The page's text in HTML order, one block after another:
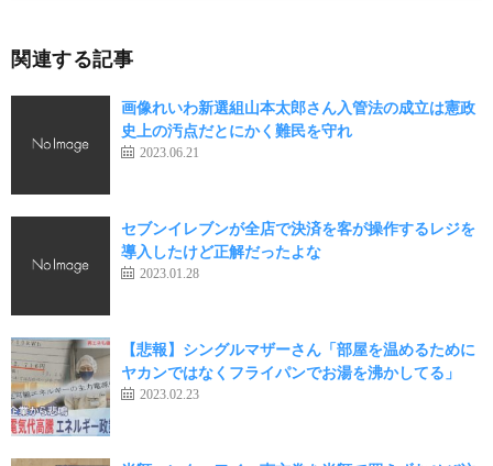
関連する記事
画像れいわ新選組山本太郎さん入管法の成立は憲政
史上の汚点だとにかく難民を守れ
2023.06.21
セブンイレブンが全店で決済を客が操作するレジを
導入したけど正解だったよな
2023.01.28
【悲報】シングルマザーさん「部屋を温めるために
ヤカンではなくフライパンでお湯を沸かしてる」
2023.02.23